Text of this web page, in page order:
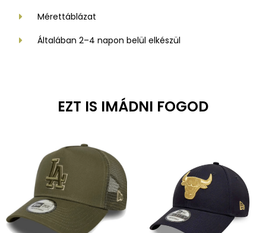
Mérettáblázat
Általában 2–4 napon belül elkészül
EZT IS IMÁDNI FOGOD